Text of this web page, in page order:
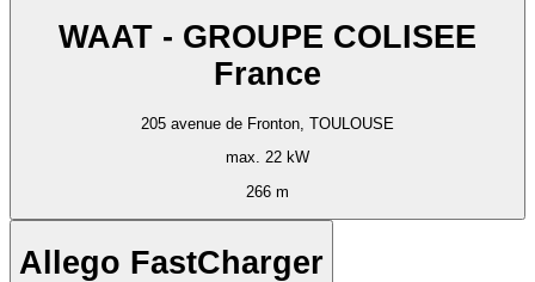
WAAT - GROUPE COLISEE
France
205 avenue de Fronton, TOULOUSE
max. 22 kW
266 m
Allego FastCharger